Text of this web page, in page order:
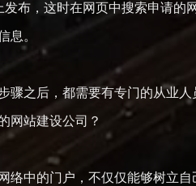
，这时在网页中搜索申请的
息。
之后，都需要有专门的从业人
网站建设公司？
中的门户，不仅仅能够树立自